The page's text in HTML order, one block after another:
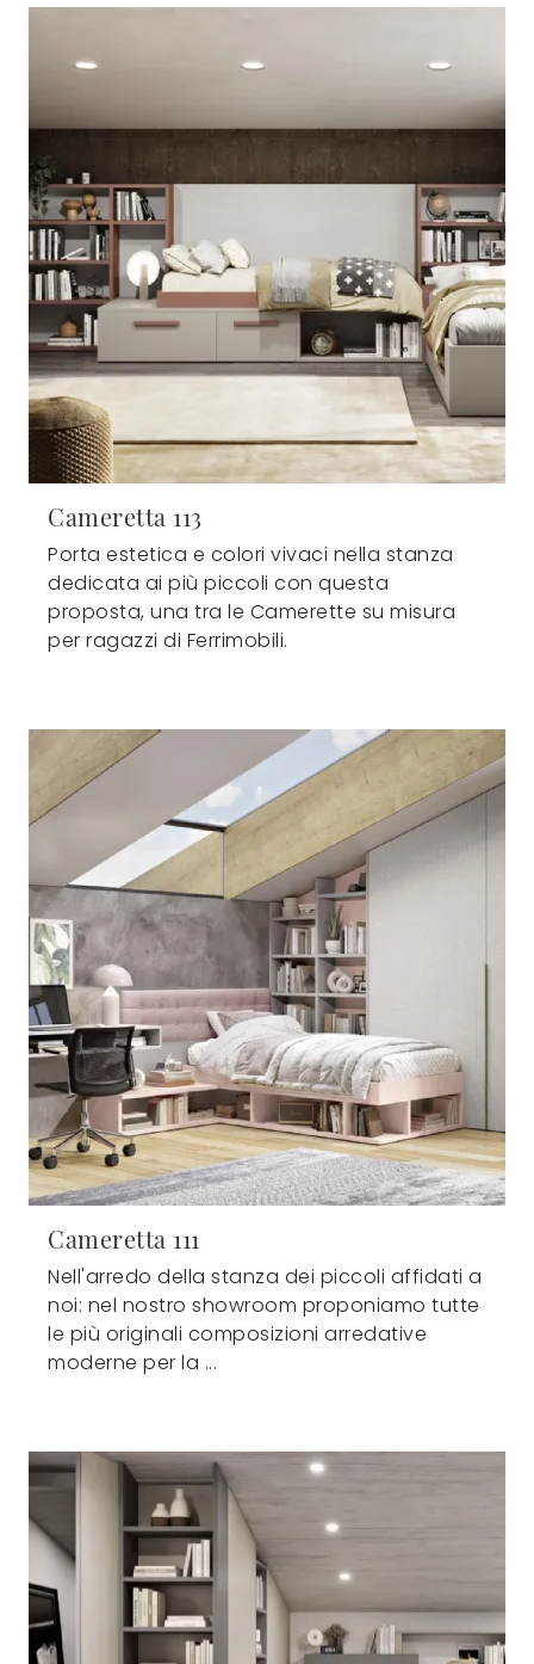
Cameretta 113
Porta estetica e colori vivaci nella stanza
dedicata ai più piccoli con questa
proposta, una tra le Camerette su misura
per ragazzi di Ferrimobili.
Cameretta 111
Nell'arredo della stanza dei piccoli affidati a
noi: nel nostro showroom proponiamo tutte
le più originali composizioni arredative
moderne per la ...